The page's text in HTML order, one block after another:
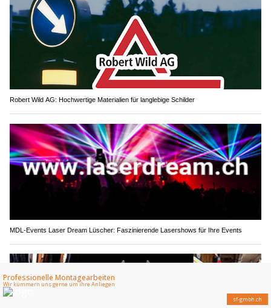
Robert Wild AG: Hochwertige Materialien für langlebige Schilder
MDL-Events Laser Dream Lüscher: Faszinierende Lasershows für Ihre Events